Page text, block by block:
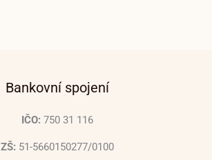
Bankovní spojení
IČO: 750 31 116
ZŠ: 51-5660150277/0100